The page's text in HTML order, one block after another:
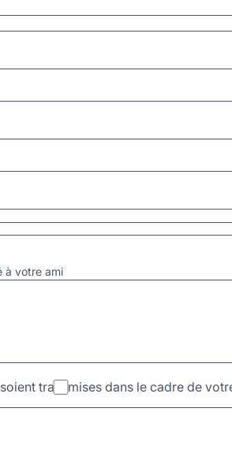
à votre ami
transmises dans le cadre de